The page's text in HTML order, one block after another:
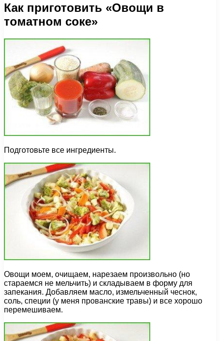
Как приготовить «Овощи в
томатном соке»
Подготовьте все ингредиенты.
Овощи моем, очищаем, нарезаем произвольно (но
стараемся не мельчить) и складываем в форму для
запекания. Добавляем масло, измельченный чеснок,
соль, специи (у меня прованские травы) и все хорошо
перемешиваем.